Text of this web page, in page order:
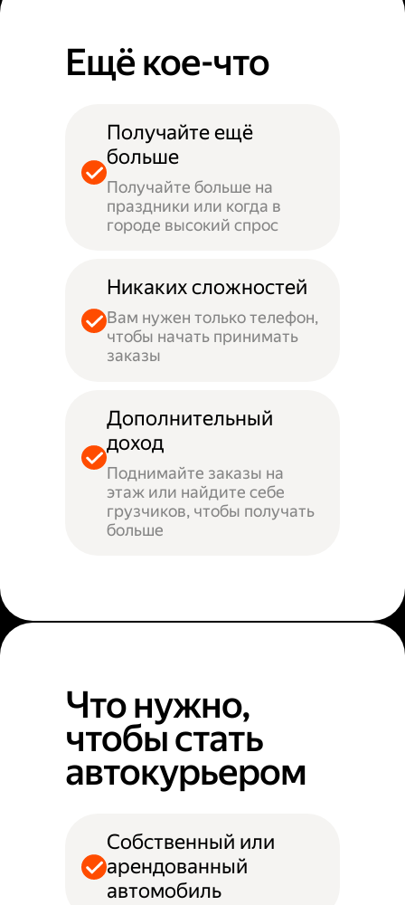
Ещё кое-что
Получайте ещё
больше
Получайте больше на
праздники или когда в
городе высокий спрос
Никаких сложностей
Вам нужен только телефон,
чтобы начать принимать
заказы
Дополнительный
доход
Поднимайте заказы на
этаж или найдите себе
грузчиков, чтобы получать
больше
Что нужно,
чтобы стать
автокурьером
Собственный или
арендованный
автомобиль